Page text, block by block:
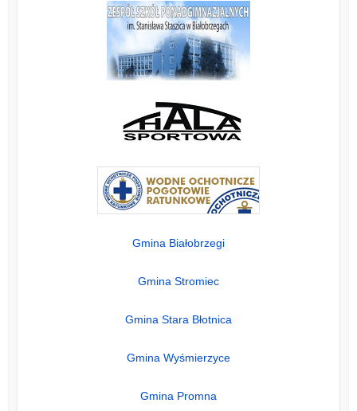
Gmina Białobrzegi
Gmina Stromiec
Gmina Stara Błotnica
Gmina Wyśmierzyce
Gmina Promna